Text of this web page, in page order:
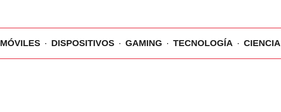
MÓVILES DISPOSITIVOS GAMING TECNOLOGÍA CIENCIA